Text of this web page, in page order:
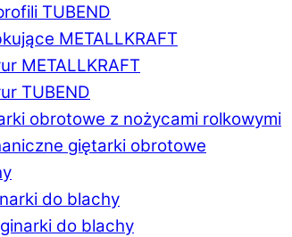
TUBEND
METALLKRAFT
METALLKRAFT
TUBEND
obrotowe z nożycami rolkowymi
giętarki obrotowe
do blachy
do blachy